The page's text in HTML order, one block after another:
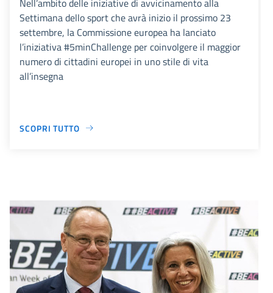
Settimana dello sport che avrà inizio il prossimo 23
settembre, la Commissione europea ha lanciato
l’iniziativa #5minChallenge per coinvolgere il maggior
numero di cittadini europei in uno stile di vita
all’insegna
SCOPRI TUTTO